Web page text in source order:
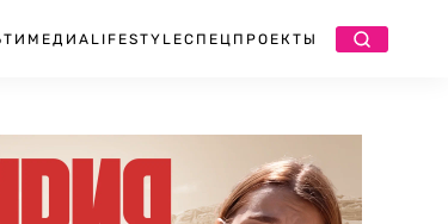
LIFESTYLEСПЕЦПРОЕКТЫ